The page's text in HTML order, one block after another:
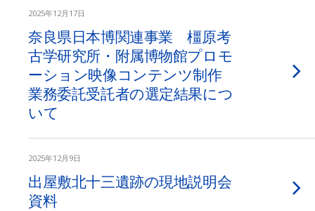
2025年12月17日
奈良県日本博関連事業 橿原考
古学研究所・附属博物館プロモ
ーション映像コンテンツ制作
業務委託受託者の選定結果につ
いて
2025年12月9日
出屋敷北十三遺跡の現地説明会
資料